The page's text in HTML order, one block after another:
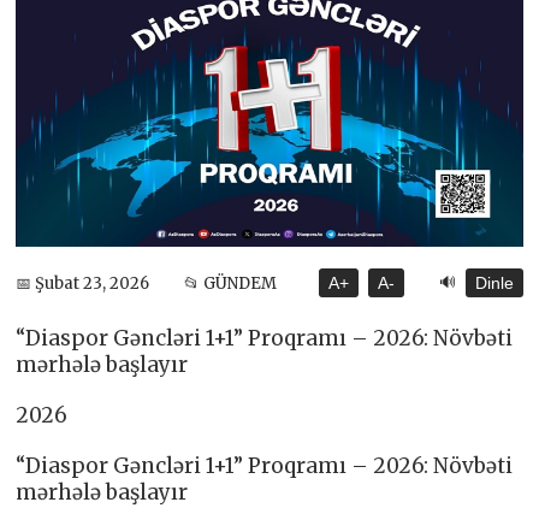
📅 Şubat 23, 2026 📂 GÜNDEM A+ A- 🔊 Dinle
“Diaspor Gəncləri 1+1” Proqramı – 2026: Növbəti
mərhələ başlayır
2026
“Diaspor Gəncləri 1+1” Proqramı – 2026: Növbəti
mərhələ başlayır